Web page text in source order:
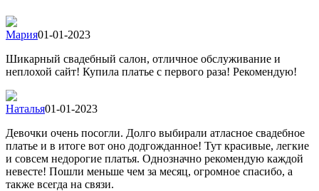
Мария01-01-2023
Шикарный свадебный салон, отличное обслуживание и
неплохой сайт! Купила платье с первого раза! Рекомендую!
Наталья01-01-2023
Девочки очень посогли. Долго выбирали атласное свадебное
платье и в итоге вот оно додгожданное! Тут красивые, легкие
и совсем недорогие платья. Однозначно рекомендую каждой
невесте! Пошли меньше чем за месяц, огромное спасибо, а
также всегда на связи.